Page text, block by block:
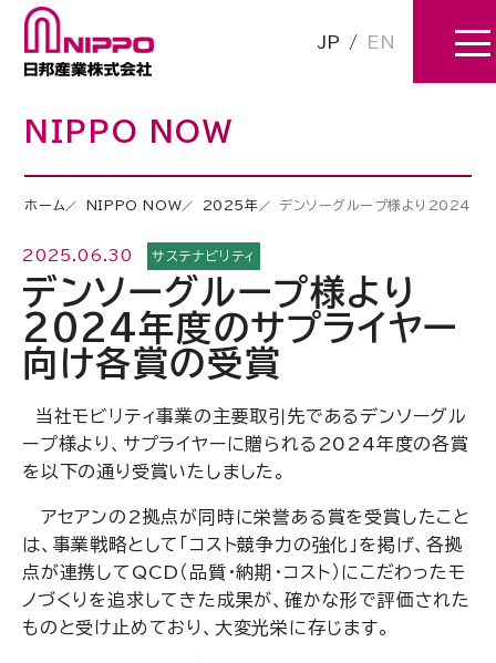
JP / EN
NIPPO NOW
ホーム NIPPO NOW 2025年 デンソーグループ様より2024年
2025.06.30 サステナビリティ
デンソーグループ様より
2024年度のサプライヤー
向け各賞の受賞
当社モビリティ事業の主要取引先であるデンソーグル
ープ様より、サプライヤーに贈られる2024年度の各賞
を以下の通り受賞いたしました。
アセアンの2拠点が同時に栄誉ある賞を受賞したこと
は、事業戦略として「コスト競争力の強化」を掲げ、各拠
点が連携してQCD（品質・納期・コスト）にこだわったモ
ノづくりを追求してきた成果が、確かな形で評価された
ものと受け止めており、大変光栄に存じます。